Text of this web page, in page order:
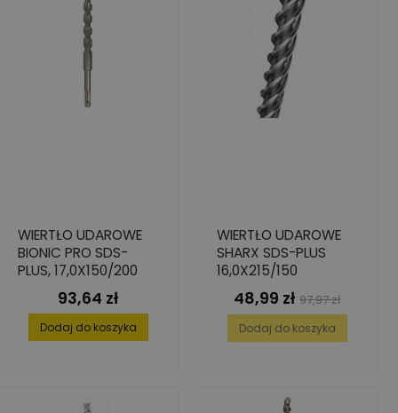
WIERTŁO UDAROWE
BIONIC PRO SDS-
PLUS, 17,0X150/200
Cena
93,64 zł
Dodaj do koszyka
WIERTŁO UDAROWE
SHARX SDS-PLUS
16,0X215/150
Cena
48,99 zł Cena
podstawowa
97,97 zł
Dodaj do koszyka